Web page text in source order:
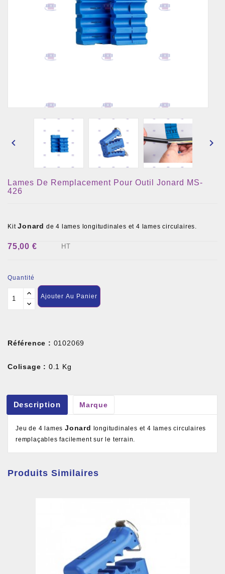
 
Lames De Remplacement Pour Outil Jonard MS-
426
KitJonard de 4 lames longitudinales et 4 lames circulaires.
75,00 € HT
Quantité
Ajouter Au Panier
Référence : 0102069
Colisage : 0.1 Kg
Description Marque
Jeu de 4 lames Jonard
longitudinales et 4 lames circulaires
remplaçables facilement sur le terrain.
Produits Similaires